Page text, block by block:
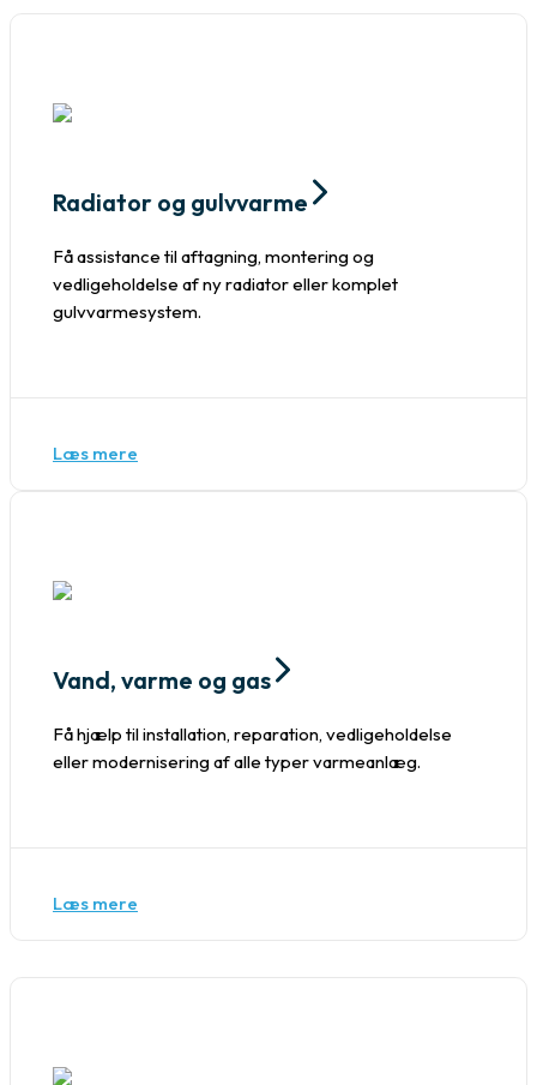
Radiator og gulvvarme
Få assistance til aftagning, montering og
vedligeholdelse af ny radiator eller komplet
gulvvarmesystem.
Læs mere
Vand, varme og gas
Få hjælp til installation, reparation, vedligeholdelse
eller modernisering af alle typer varmeanlæg.
Læs mere